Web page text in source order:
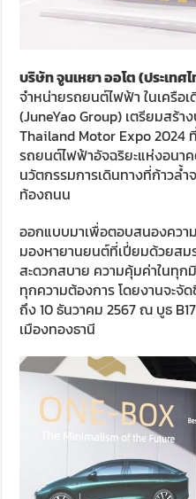
บริษัท จูนเหยา ออโต (ประเทศ
จำหน่ายรถยนต์ไฟฟ้า ในเครือ
(JuneYao Group) เตรียมสร้
Thailand Motor Expo 2024
รถยนต์ไฟฟ้าอัจฉริยะแห่งอนา
นวัตกรรมการเดินทางที่ก้าวล้
ท้องถนน
ออกแบบมาเพื่อตอบสนองควา
มองหายานยนต์ที่เปี่ยมด้วยสม
สะดวกสบาย ความคุ้มค่าในทุ
ทุกความต้องการ โดยงานจะจั
ถึง 10 ธันวาคม 2567 ณ บูธ
เมืองทองธานี